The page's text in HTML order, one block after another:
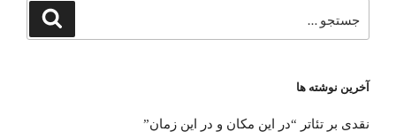
برای
جستجو
آخرین نوشته ها
نقدی بر تئاتر “در این مکان و در این زمان”